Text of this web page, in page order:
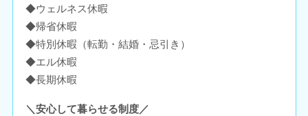
◆ウェルネス休暇
◆帰省休暇
◆特別休暇（転勤・結婚・忌引き）
◆エル休暇
◆長期休暇
＼安心して暮らせる制度／